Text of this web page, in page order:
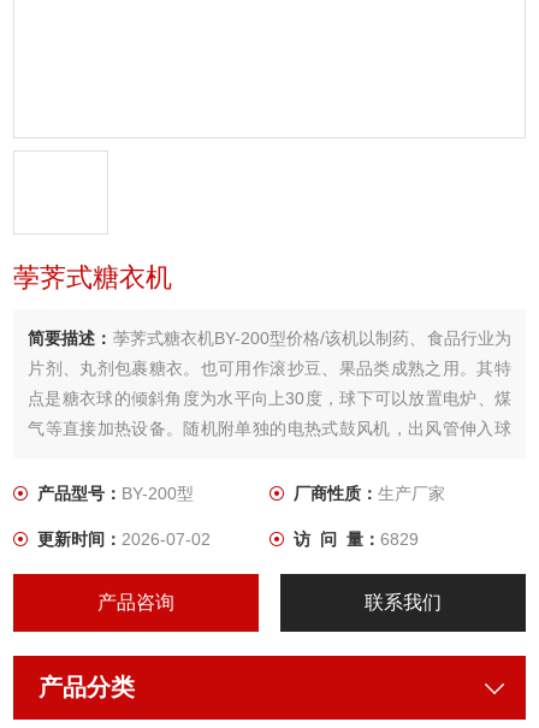
荸荠式糖衣机
简要描述： 荸荠式糖衣机BY-200型价格/该机以制药、食品行业为
片剂、丸剂包裹糖衣。也可用作滚抄豆、果品类成熟之用。其特
点是糖衣球的倾斜角度为水平向上30度，球下可以放置电炉、煤
气等直接加热设备。随机附单独的电热式鼓风机，出风管伸入球
质二种材料，供用户选用
产品型号： BY-200型 厂商性质： 生产厂家
更新时间：2026-07-02 访 问 量： 6829
产品咨询 联系我们
产品分类